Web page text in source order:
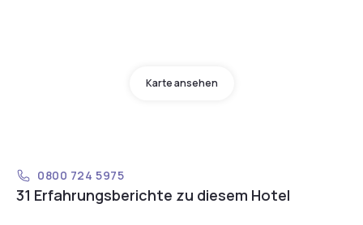
Karte ansehen
0800 724 5975
31 Erfahrungsberichte zu diesem Hotel